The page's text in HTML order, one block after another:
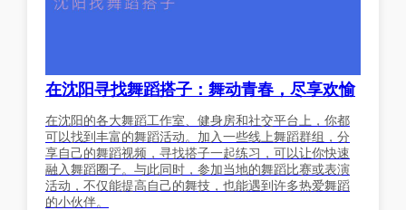
在沈阳寻找舞蹈搭子：舞动青春，尽享欢愉
在沈阳的各大舞蹈工作室、健身房和社交平台上，你都
可以找到丰富的舞蹈活动。加入一些线上舞蹈群组，分
享自己的舞蹈视频，寻找搭子一起练习，可以让你快速
融入舞蹈圈子。与此同时，参加当地的舞蹈比赛或表演
活动，不仅能提高自己的舞技，也能遇到许多热爱舞蹈
的小伙伴。